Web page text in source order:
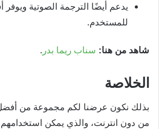
يدعم أيضًا الترجمة الصوتية
للمستخدم.
شاهد من هنا: سناب ريما بدر .
الخلاصة
من دون انترنت، والذي يمكن